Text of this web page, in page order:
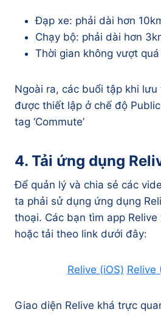
Đạp xe: phải dài hơn
Chạy bộ: phải dài hơn
Thời gian không vượt quá
Ngoài ra, các buổi tập khi lưu
được thiết lập ở chế độ
tag ‘Commute’
4. Tải ứng dụng
Để quản lý và chia sẻ các
ta phải sử dụng ứng dụng
thoại. Các bạn tìm app
hoặc tải theo link dưới đây:
Relive (iOS) Relive
Giao diện Relive khá trực